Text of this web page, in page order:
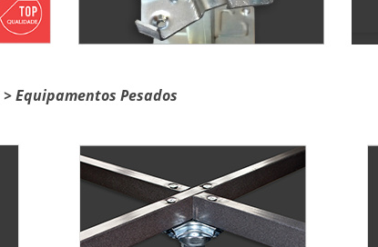
> Equipamentos Pesados